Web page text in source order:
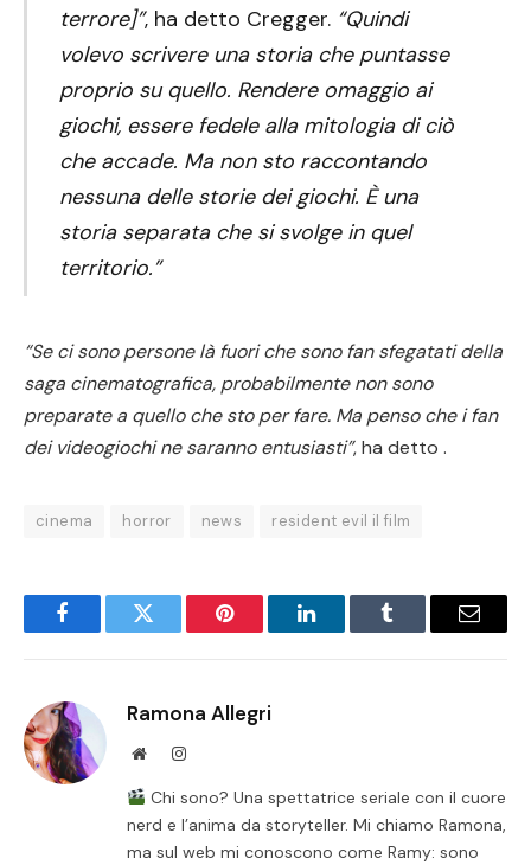
terrore]”, ha detto Cregger. “Quindi
volevo scrivere una storia che puntasse
proprio su quello. Rendere omaggio ai
giochi, essere fedele alla mitologia di ciò
che accade. Ma non sto raccontando
nessuna delle storie dei giochi. È una
storia separata che si svolge in quel
territorio.”
“Se ci sono persone là fuori che sono fan sfegatati della
saga cinematografica, probabilmente non sono
preparate a quello che sto per fare. Ma penso che i fan
dei videogiochi ne saranno entusiasti”, ha detto .
cinema horror news resident evil il film
FacebookTwitter Pinterest LinkedInTumblr Email
Ramona Allegri
WebsiteInstagram
Chi sono? Una spettatrice seriale con il cuore
nerd e l’anima da storyteller. Mi chiamo Ramona,
ma sul web mi conoscono come Ramy: sono